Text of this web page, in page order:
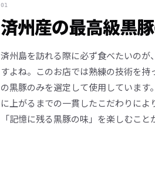
01
済州産の最高級黒
済州島を訪れる際に必ず食べたいのが
すよね。このお店では熟練の技術を持
の黒豚のみを選定して使用しています
に上がるまでの一貫したこだわりによ
「記憶に残る黒豚の味」を楽しむこと